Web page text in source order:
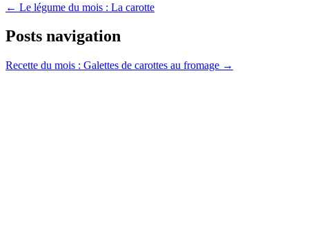
← Le légume du mois : La carotte
Posts navigation
Recette du mois : Galettes de carottes au fromage →